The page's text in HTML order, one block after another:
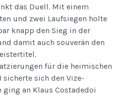
das Duell. Mit einem
und zwei Laufsiegen holte
knapp den Sieg in der
damit auch souverän den
für die heimischen
sicherte sich den Vize-
an Klaus Costadedoi